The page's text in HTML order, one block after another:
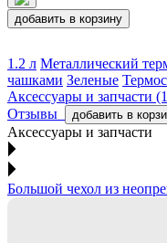
добавить в корзину
1.2 л Металлический
чашками Зеленые
Аксессуары и запчасти
Отзывы
добавить в
Аксессуары и запчасти
Большой чехол из